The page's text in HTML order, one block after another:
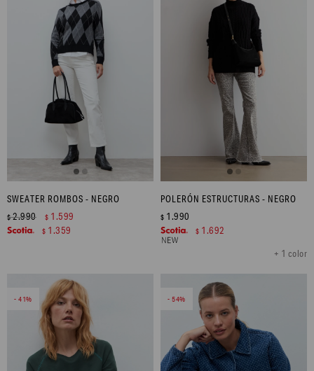
SWEATER ROMBOS - NEGRO
$2.990 $ 1.599
$ 1.359
POLERÓN ESTRUCTURAS - NEGRO
+ 1 color
$ 1.990
$ 1.692
41 54